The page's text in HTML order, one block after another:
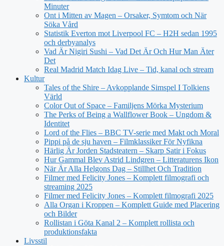
Minuter
Ont i Mitten av Magen – Orsaker, Symtom och När
Söka Vård
Statistik Everton mot Liverpool FC – H2H sedan 1995
och derbyanalys
Vad Är Nigiri Sushi – Vad Det Är Och Hur Man Äter
Det
Real Madrid Match Idag Live – Tid, kanal och stream
Kultur
Tales of the Shire – Avkopplande Simspel I Tolkiens
Värld
Color Out of Space – Familjens Mörka Mysterium
The Perks of Being a Wallflower Book – Ungdom &
Identitet
Lord of the Flies – BBC TV-serie med Makt och Moral
Pippi på de sju haven – Filmklassiker För Nyfikna
Härlig Är Jorden Stadsteatern – Skarp Satir i Fokus
Hur Gammal Blev Astrid Lindgren – Litteraturens Ikon
När Är Alla Helgons Dag – Stillhet Och Tradition
Filmer med Felicity Jones – Komplett filmografi och
streaming 2025
Filmer med Felicity Jones – Komplett filmografi 2025
Alla Organ i Kroppen – Komplett Guide med Placering
och Bilder
Rollistan i Göta Kanal 2 – Komplett rollista och
produktionsfakta
Livsstil